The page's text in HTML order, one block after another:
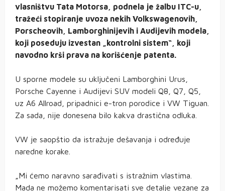
vlasništvu Tata Motorsa, podnela je žalbu ITC-u,
tražeći stopiranje uvoza nekih Volkswagenovih,
Porscheovih, Lamborghinijevih i Audijevih modela,
koji poseduju izvestan „kontrolni sistem“, koji
navodno krši prava na korišćenje patenta.
U sporne modele su uključeni Lamborghini Urus,
Porsche Cayenne i Audijevi SUV modeli Q8, Q7, Q5,
uz A6 Allroad, pripadnici e-tron porodice i VW Tiguan.
Za sada, nije donesena bilo kakva drastična odluka.
VW je saopštio da istražuje dešavanja i određuje
naredne korake.
„Mi ćemo naravno sarađivati s istražnim vlastima.
Mada ne možemo komentarisati sve detalje vezane za